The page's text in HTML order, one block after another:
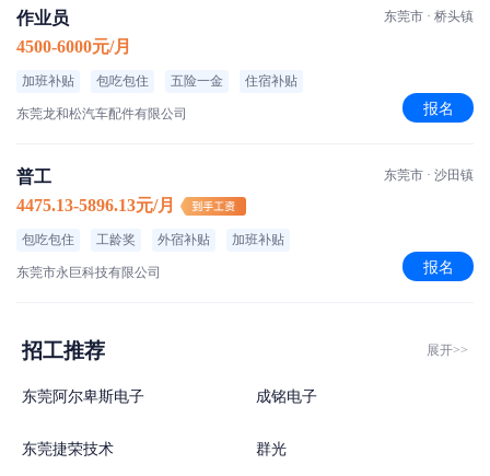
作业员
4500-6000元/月
加班补贴 包吃包住 五险一金 住宿补贴
东莞龙和松汽车配件有限公司
东莞市 · 桥头镇
报名
普工
4475.13-5896.13元/月
包吃包住 工龄奖 外宿补贴 加班补贴
东莞市永巨科技有限公司
东莞市 · 沙田镇
报名
招工推荐 展开>>
东莞阿尔卑斯电子 成铭电子
东莞捷荣技术 群光